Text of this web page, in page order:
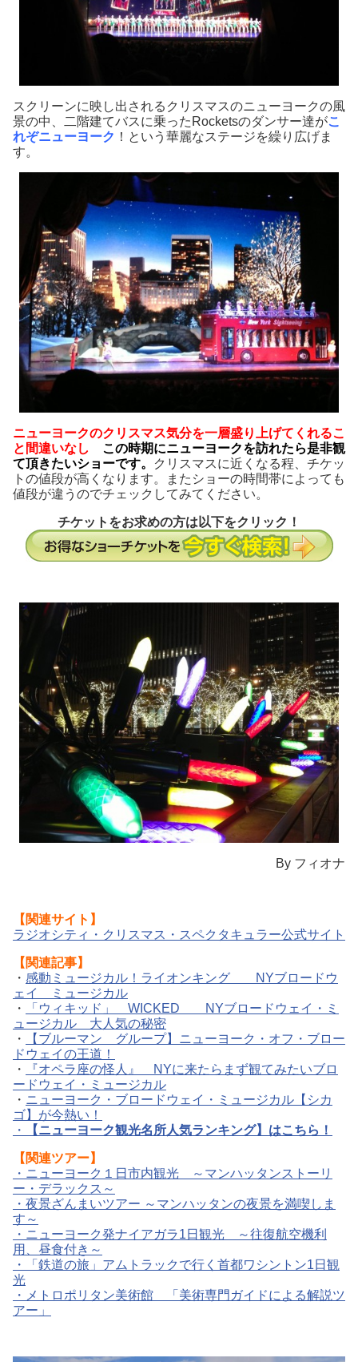
スクリーンに映し出されるクリスマスのニューヨークの風
景の中、二階建てバスに乗ったRocketsのダンサー達がこ
れぞニューヨーク ！という華麗なステージを繰り広げま
す。
ニューヨークのクリスマス気分を一層盛り上げてくれるこ
と間違いなし この時期にニューヨークを訪れたら是非観
て頂きたいショーです。
クリスマスに近くなる程、チケッ
トの値段が高くなります。またショーの時間帯によっても
値段が違うのでチェックしてみてください。
チケットをお求めの方は以下をクリック！
By フィオナ
【関連サイト】
ラジオシティ・クリスマス・スペクタキュラー公式サイト
【関連記事】
・ 感動ミュージカル！ライオンキング NYブロードウ
ェイ ミュージカル
・
「ウィキッド」 WICKED NYブロードウェイ・ミ
ュージカル 大人気の秘密
・
【ブルーマン グループ】ニューヨーク・オフ・ブロー
ドウェイの王道！
・
『オペラ座の怪人』 NYに来たらまず観てみたいブロ
ードウェイ・ミュージカル
・ ニューヨーク・ブロードウェイ・ミュージカル【シカ
ゴ】が今熱い！
・
【ニューヨーク観光名所人気ランキング】はこちら！
【関連ツアー】
・ ニューヨーク１日市内観光 ～マンハッタンストーリ
ー・デラックス～
・ 夜景ざんまいツアー ～マンハッタンの夜景を満喫しま
す～
・ ニューヨーク発ナイアガラ1日観光 ～往復航空機利
用、昼食付き～
・
「鉄道の旅」アムトラックで行く首都ワシントン1日観
光
・ メトロポリタン美術館 「美術専門ガイドによる解説ツ
アー」